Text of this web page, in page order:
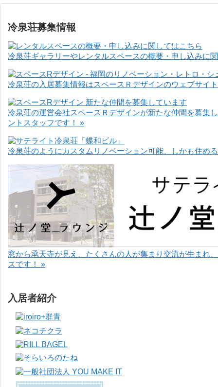
冷泉荘募集情報
冷泉荘ギャラリーやレンタルスペースの概要・申し込みに
冷泉荘の入居募集情報はスペースＲデザインのウェブサイ
冷泉荘の運営会社スペースＲデザインが新たな仲間を募集
ントスタッフです！ »
冷泉荘のようにカスタムリノベーション可能、しかも住め
窓から承天寺が見え、たくさんの人が集まり交流が生まれ
スです！ »
入居者紹介